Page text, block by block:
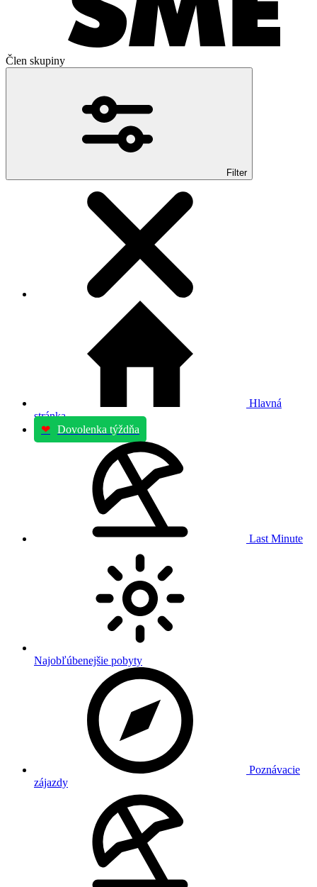
Člen skupiny
Filter
Hlavná
stránka
❤ Dovolenka týždňa
Last Minute
Najobľúbenejšie pobyty
Poznávacie
zájazdy